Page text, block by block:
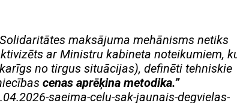
maksājuma mehānisms netiks
ar Ministru kabineta noteikumiem,
no tirgus situācijas), definēti tehniskie
cenas aprēķina metodika.”
saeima-celu-sak-jaunais-degvielas-